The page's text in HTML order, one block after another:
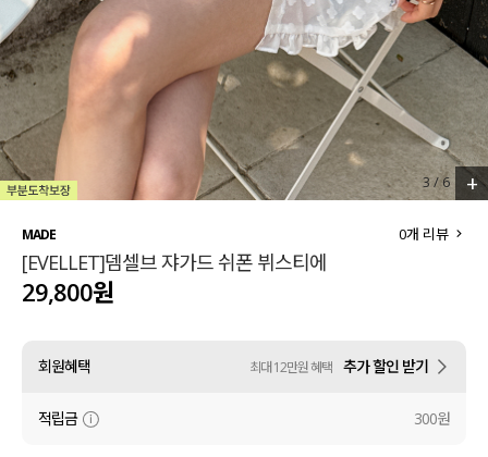
세트할인 ~30%
하객룩
살안타템
110사이즈
티셔츠
셔츠
원피스
블라우스
원피스
팬츠
스커트
언더웨어
3 /6 +
MADE
[EVELLET]뎀셀브 쟈가드 쉬폰 뷔스티에
0개 리뷰
29,800원
회원혜택 최대 12만원 혜택 추가 할인 받기
적립금 300원